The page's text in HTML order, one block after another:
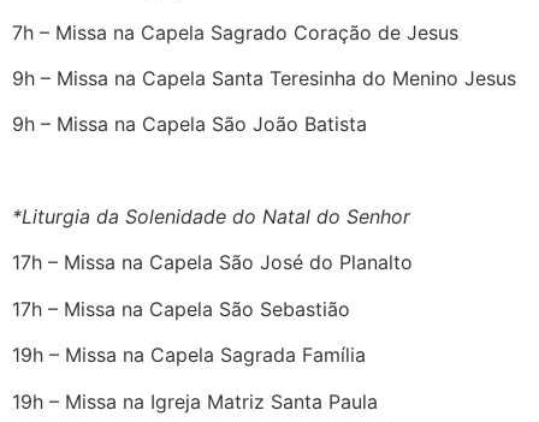
7h – Missa na Capela Sagrado Coração de Jesus
9h – Missa na Capela Santa Teresinha do Menino Jesus
9h – Missa na Capela São João Batista
*Liturgia da Solenidade do Natal do Senhor
17h – Missa na Capela São José do Planalto
17h – Missa na Capela São Sebastião
19h – Missa na Capela Sagrada Família
19h – Missa na Igreja Matriz Santa Paula